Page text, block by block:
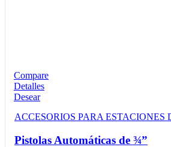
Compare
Detalles
Desear
ACCESORIOS PARA ESTACIONES
Pistolas Automáticas de ¾”